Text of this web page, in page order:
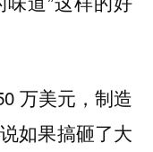
万美元，制造
如果搞砸了大